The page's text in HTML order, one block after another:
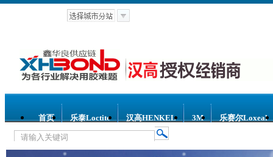
首页 乐泰Loctite 汉高HENKEL 3M 乐赛尔Loxeal
热门关键词： 乐泰胶水 汉高胶水 乐赛尔胶水 3M胶水